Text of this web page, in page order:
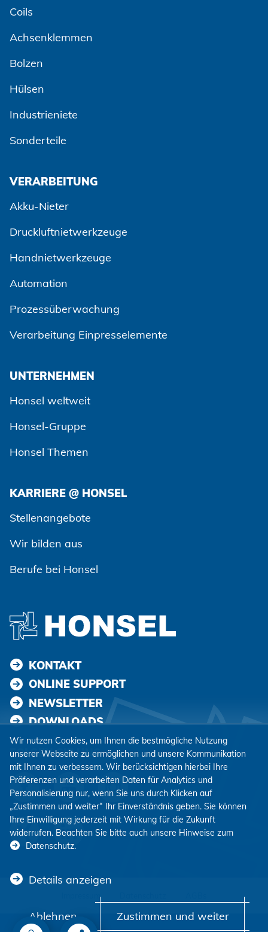
Coils
Achsenklemmen
Bolzen
Hülsen
Industrieniete
Sonderteile
VERARBEITUNG
Akku-Nieter
Druckluftnietwerkzeuge
Handnietwerkzeuge
Automation
Prozessüberwachung
Verarbeitung Einpresselemente
UNTERNEHMEN
Honsel weltweit
Honsel-Gruppe
Honsel Themen
KARRIERE @ HONSEL
Stellenangebote
Wir bilden aus
Berufe bei Honsel
KONTAKT
ONLINE SUPPORT
NEWSLETTER
DOWNLOADS
FOLGEN SIE UNS
Impressum
Wir nutzen Cookies, um Ihnen die bestmögliche Nutzung
unserer Webseite zu ermöglichen und unsere Kommunikation
mit Ihnen zu verbessern. Wir berücksichtigen hierbei Ihre
Präferenzen und verarbeiten Daten für Analytics und
Personalisierung nur, wenn Sie uns durch Klicken auf
„Zustimmen und weiter“ Ihr Einverständnis geben. Sie können
Ihre Einwilligung jederzeit mit Wirkung für die Zukunft
widerrufen. Beachten Sie bitte auch unsere Hinweise zum
Datenschutz.
Details anzeigen
Ablehnen Zustimmen und weiter
Zustimmen und weiter